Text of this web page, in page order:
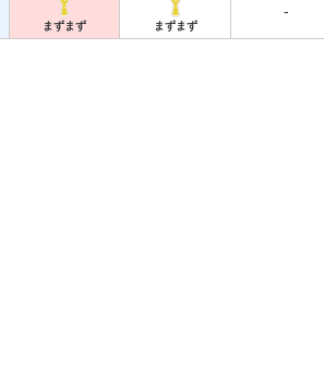
まずまず まずまず
-